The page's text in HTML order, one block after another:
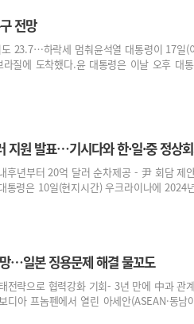
전망
23.7…하락세 멈춰윤석열 대통령이 17일(
라질에 도착했다.윤 대통령은 이날 오후
지원 발표…기시다와 한·일·중 정상
후년부터 20억 달러 순차제공 - 尹 회담 제
통령은 10일(현지시간) 우크라이나에
…일본 징용문제 해결 물꼬도
전략으로 협력강화 기회- 3년 만에 中과 관
디아 프놈펜에서 열린 아세안(ASEAN·